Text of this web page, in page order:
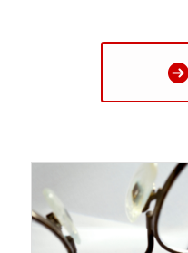
網站增加權重、增
做的，就是培養一批
一家塑橡膠機械企業